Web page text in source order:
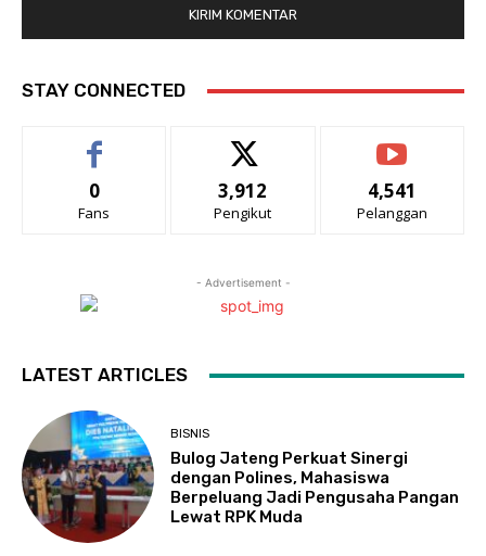
STAY CONNECTED
0
Fans
3,912
Pengikut
4,541
Pelanggan
- Advertisement -
LATEST ARTICLES
BISNIS
Bulog Jateng Perkuat Sinergi
dengan Polines, Mahasiswa
Berpeluang Jadi Pengusaha Pangan
Lewat RPK Muda